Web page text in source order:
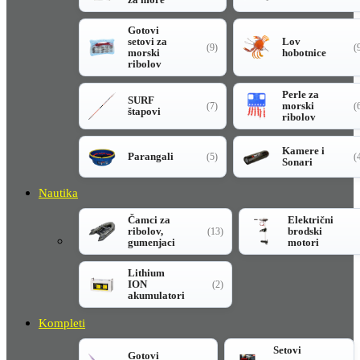
Gotovi
setovi za
morski
ribolov
(9)
Lov
hobotnice
SURF
štapovi
(7)
Perle za
morski
ribolov
Parangali (5)
Kamere i
Sonari
Nautika
Čamci za
ribolov,
gumenjaci
(13)
Električni
brodski
motori
Lithium
ION
akumulatori
(2)
Kompleti
Gotovi
Setovi